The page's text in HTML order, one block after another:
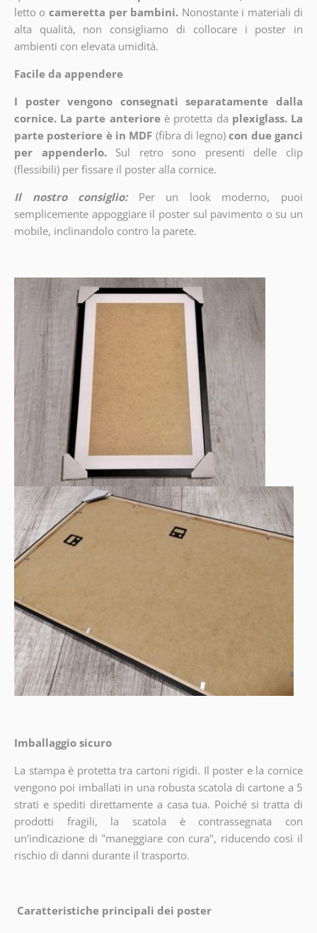
letto o cameretta per bambini. Nonostante i materiali di
alta qualità, non consigliamo di collocare i poster in
ambienti con elevata umidità.
Facile da appendere
I poster vengono consegnati separatamente dalla
cornice. La parte anteriore è protetta da plexiglass. La
parte posteriore è in MDF (fibra di legno) con due ganci
per appenderlo.
Sul retro sono presenti delle clip
(flessibili) per fissare il poster alla cornice.
Il nostro consiglio:
Per un look moderno, puoi
semplicemente appoggiare il poster sul pavimento o su un
mobile, inclinandolo contro la parete.
Imballaggio sicuro
La stampa è protetta tra cartoni rigidi. Il poster e la cornice
vengono poi imballati in una robusta scatola di cartone a 5
strati e spediti direttamente a casa tua. Poiché si tratta di
prodotti fragili, la scatola è contrassegnata con
un'indicazione di "maneggiare con cura", riducendo così il
rischio di danni durante il trasporto.
Caratteristiche principali dei poster